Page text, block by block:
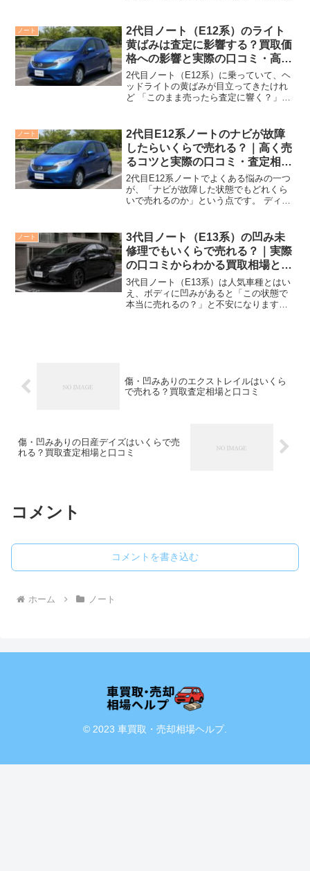
的なコツをわかりやすく解説します。 あ
わせて、オー...
ノート
2代目ノート（E12系）のライト
黄ばみは査定に影響する？買取価
格への影響と実際の口コミ・高く
売る対策を解説
2代目ノート（E12系）に乗っていて、ヘ
ッドライトの黄ばみが目立ってきたけれ
ど 「このまま売ったら査定に響く？」と
だけでなく、買取店がチェックするポイ
ントにもなりやす...
ノート
2代目E12系ノートのナビが故障
したらいくらで売れる？｜高く売
るコツと実際の口コミ・査定相場
を解説
2代目E12系ノートでよくある悩みの一つ
が、「ナビが故障した状態でもどれくら
いで売れるのか」という点です。 ディー
ないのか判断に迷いますよね。 この記事
では、ナビ故障車...
ノート
3代目ノート（E13系）の凹み未
修理でもいくらで売れる？｜実際
の口コミからわかる買取相場と高
く売るポイント
3代目ノート（E13系）は人気車種とはい
え、ボディに凹みがあると「この状態で
本当に売れるの？」と不安になりますよ
傷・凹みありのエクストレイルはいくら
で売れる？買取査定相場と口コミ
傷・凹みありの日産デイズはいくらで売
れる？買取査定相場と口コミ
コメント
コメントを書き込む
ホーム ノート
© 2023 車買取・売却相場ヘルプ.